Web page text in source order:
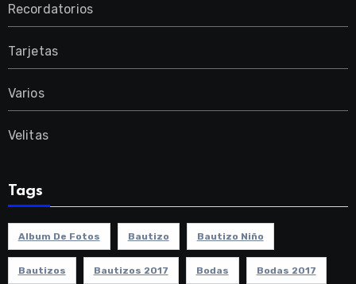
Recordatorios
Tarjetas
Varios
Velitas
Tags
Album De Fotos Bautizo Bautizo Niño
Bautizos Bautizos 2017 Bodas Bodas 2017